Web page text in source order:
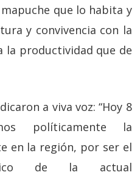
que lo habita y
y convivencia con la
la productividad que de
a viva voz: “Hoy 8
políticamente la
en la región, por ser el
de la actual